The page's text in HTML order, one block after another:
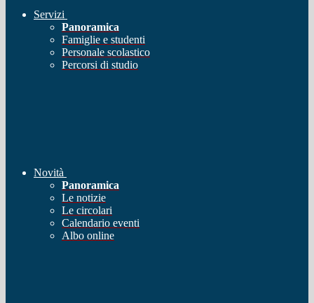
Servizi
Panoramica
Famiglie e studenti
Personale scolastico
Percorsi di studio
Novità
Panoramica
Le notizie
Le circolari
Calendario eventi
Albo online